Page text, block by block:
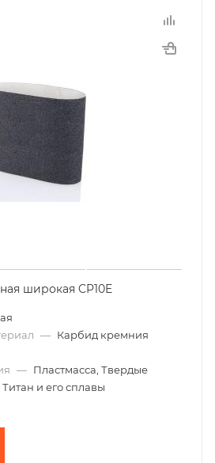
широкая CP10E
— Карбид кремния
— Пластмасса, Твердые
и его сплавы